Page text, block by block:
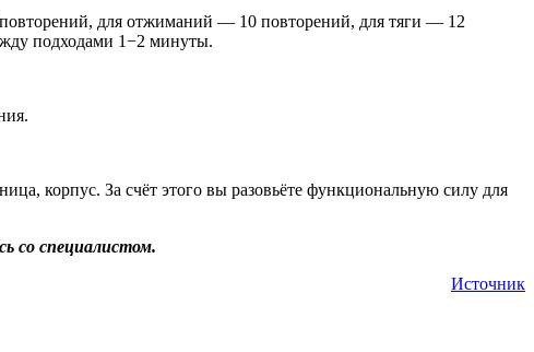
для отжиманий — 10 повторений, для тяги — 12
подходами 1−2 минуты.
корпус. За счёт этого вы разовьёте функциональную силу для
со специалистом.
Источник